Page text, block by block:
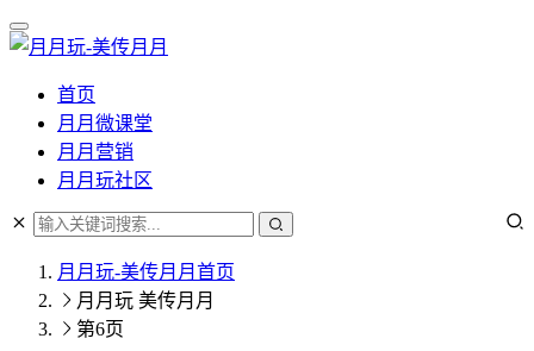
首页
月月微课堂
月月营销
月月玩社区
月月玩-美传月月 首页
月月玩 美传月月
第6页